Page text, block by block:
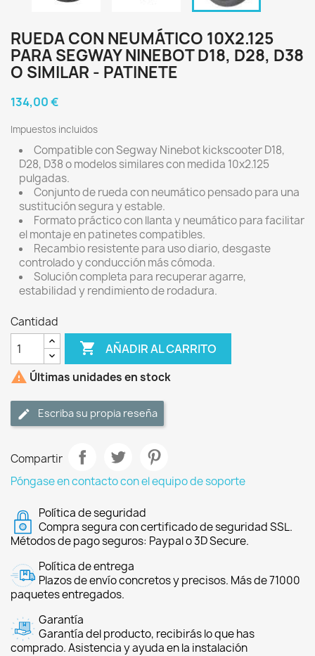
RUEDA CON NEUMÁTICO 10X2.125
PARA SEGWAY NINEBOT D18, D28, D38
O SIMILAR - PATINETE
134,00 €
Impuestos incluidos
Compatible con Segway Ninebot kickscooter D18,
D28, D38 o modelos similares con medida 10x2.125
pulgadas.
Conjunto de rueda con neumático pensado para una
sustitución segura y estable.
Formato práctico con llanta y neumático para facilitar
el montaje en patinetes compatibles.
Recambio resistente para uso diario, desgaste
controlado y conducción más cómoda.
Solución completa para recuperar agarre,
estabilidad y rendimiento de rodadura.
Cantidad
 AÑADIR AL CARRITO
 Últimas unidades en stock
Escriba su propia reseña
Compartir
Póngase en contacto con el equipo de soporte
Política de seguridad
Compra segura con certificado de seguridad SSL.
Métodos de pago seguros: Paypal o 3D Secure.
Política de entrega
Plazos de envío concretos y precisos. Más de 71000
paquetes entregados.
Garantía
Garantía del producto, recibirás lo que has
comprado. Asistencia y ayuda en la instalación